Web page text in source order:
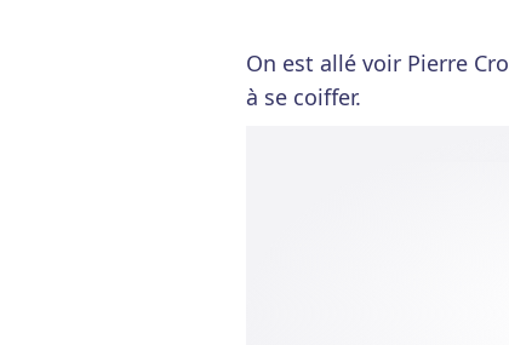
On est allé voir Pierre
à se coiffer.